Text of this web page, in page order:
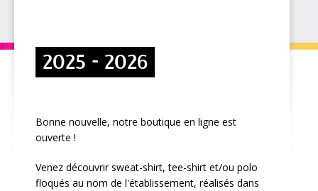
2025 - 2026
Bonne nouvelle, notre boutique en ligne est
ouverte !
Venez découvrir sweat-shirt, tee-shirt et/ou polo
floqués au nom de l'établissement, réalisés dans